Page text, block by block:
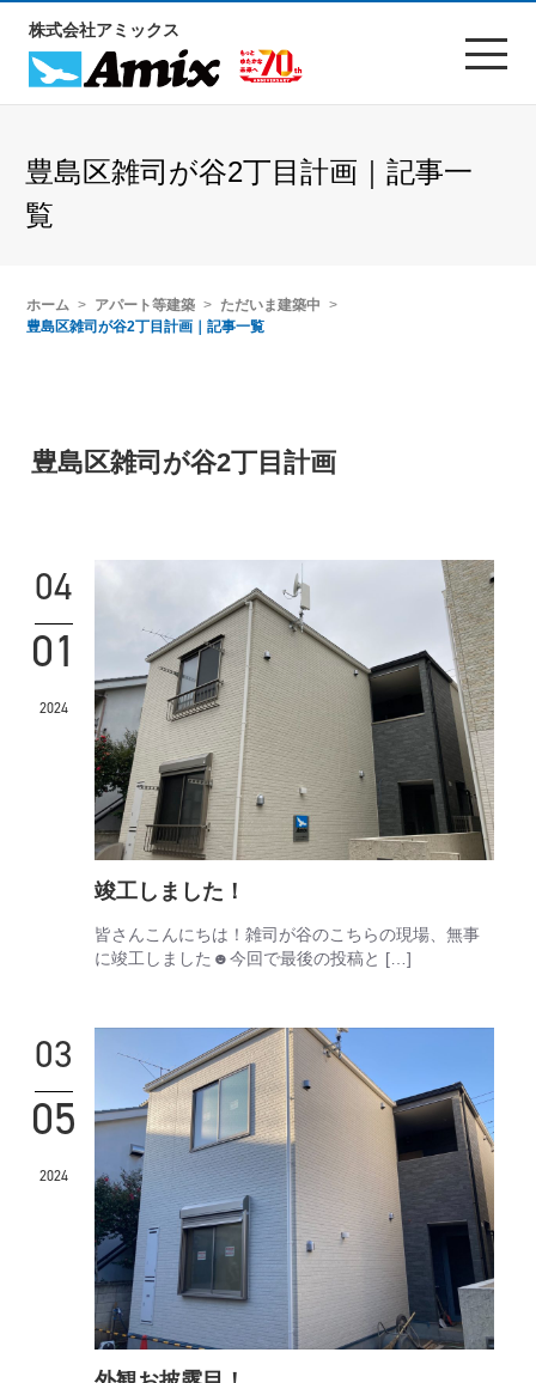
株式会社アミックス
豊島区雑司が谷2丁目計画｜記事一
覧
ホーム アパート等建築
ただいま建築中
豊島区雑司が谷2丁目計画｜記事一覧
豊島区雑司が谷2丁目計画
04
01
2024
竣工しました！
皆さんこんにちは！雑司が谷のこちらの現場、無事
に竣工しました☻今回で最後の投稿と […]
03
05
2024